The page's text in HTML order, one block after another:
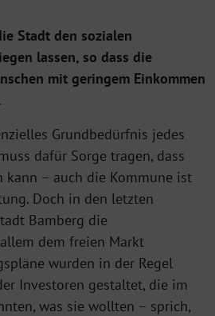
Stadt den sozialen
lassen, so dass die
mit geringem Einkommen
Grundbedürfnis jedes
dafür Sorge tragen, dass
kann – auch die Kommune ist
Doch in den letzten
Bamberg die
dem freien Markt
wurden in der Regel
Investoren gestaltet, die im
was sie wollten – sprich,